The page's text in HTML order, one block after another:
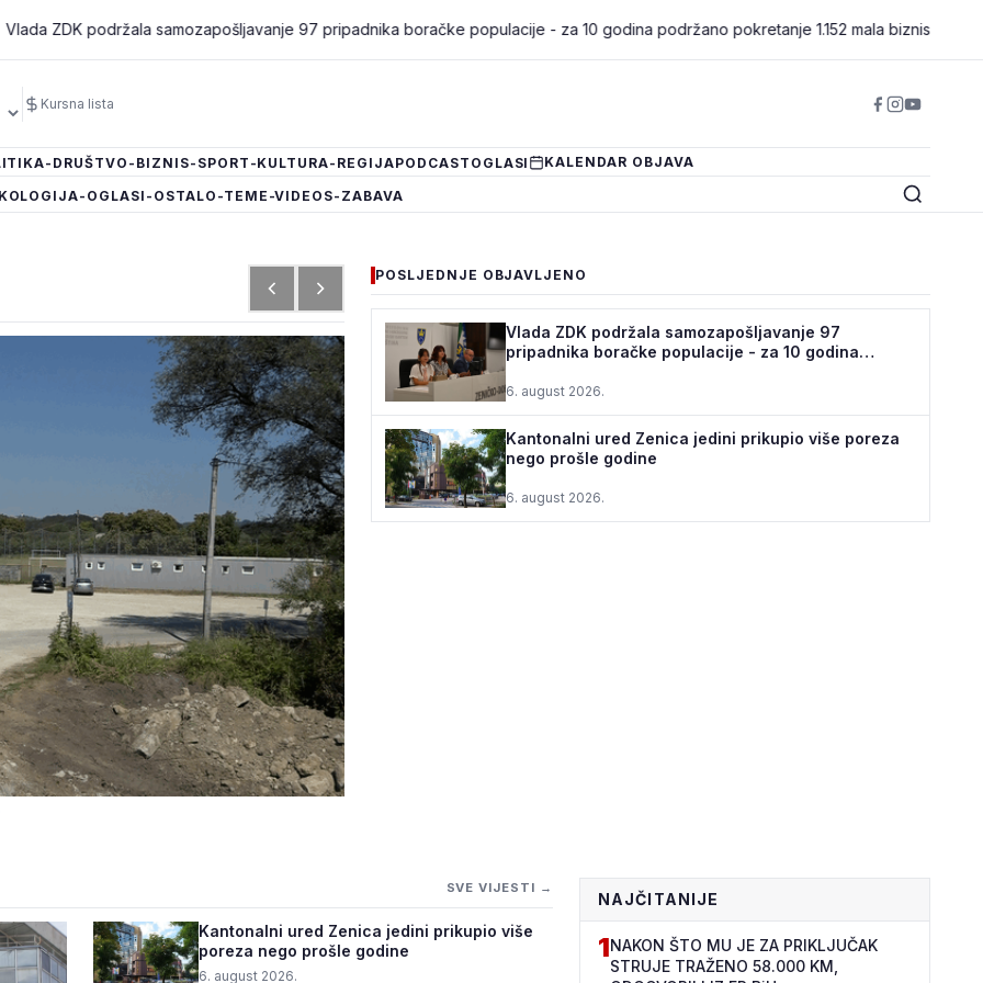
podržala samozapošljavanje 97 pripadnika boračke populacije - za 10 godina podržano pokretanje 1.152 mala biznisa• Kantonalni
Kursna lista
-DRUŠTVO -BIZNIS-SPORT -KULTURA-REGIJAPODCAST OGLASI KALENDAR OBJAVA
-OGLASI -OSTALO -TEME -VIDEOS-ZABAVA
160.000
POSLJEDNJE OBJAVLJENO
Vlada ZDK podržala samozapošljavanje 97
pripadnika boračke populacije - za 10 godina
6. august 2026.
Kantonalni ured Zenica jedini prikupio više poreza
nego prošle godine
6. august 2026.
SVE VIJESTI →
Kantonalni ured Zenica jedini prikupio više
poreza nego prošle godine
6. august 2026.
NAJČITANIJE
1NAKON ŠTO MU JE ZA PRIKLJUČAK
STRUJE TRAŽENO 58.000 KM,